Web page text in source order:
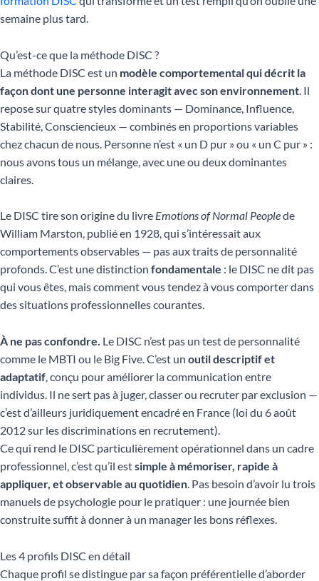
semaine plus tard.
Qu’est-ce que la méthode DISC ?
La méthode DISC est un modèle comportemental qui décrit la
façon dont une personne interagit avec son environnement . Il
repose sur quatre styles dominants — Dominance, Influence,
Stabilité, Consciencieux — combinés en proportions variables
chez chacun de nous. Personne n’est « un D pur » ou « un C pur » :
nous avons tous un mélange, avec une ou deux dominantes
claires.
Le DISC tire son origine du livre Emotions of Normal Peoplede
William Marston, publié en 1928, qui s’intéressait aux
comportements observables — pas aux traits de personnalité
profonds. C’est une distinction fondamentale : le DISC ne dit pas
qui vous êtes, mais comment vous tendez à vous comporter dans
des situations professionnelles courantes.
À ne pas confondre. Le DISC n’est pas un test de personnalité
comme le MBTI ou le Big Five. C’est un outil descriptif et
adaptatif, conçu pour améliorer la communication entre
individus. Il ne sert pas à juger, classer ou recruter par exclusion —
c’est d’ailleurs juridiquement encadré en France (loi du 6 août
2012 sur les discriminations en recrutement).
Ce qui rend le DISC particulièrement opérationnel dans un cadre
professionnel, c’est qu’il estsimple à mémoriser, rapide à
appliquer, et observable au quotidien. Pas besoin d’avoir lu trois
manuels de psychologie pour le pratiquer : une journée bien
construite suffit à donner à un manager les bons réflexes.
Les 4 profils DISC en détail
Chaque profil se distingue par sa façon préférentielle d’aborder